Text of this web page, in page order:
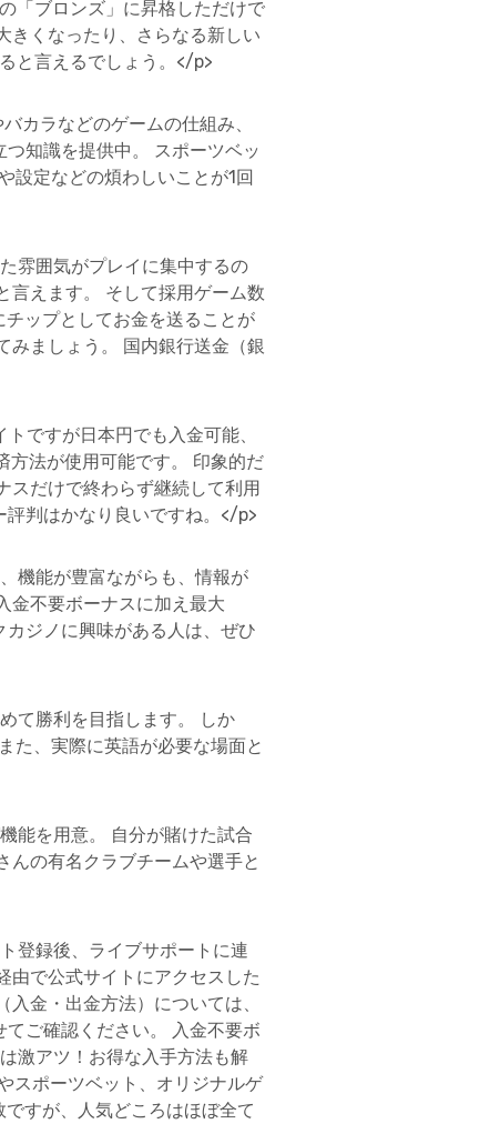
「ブロンズ」に昇格しただけで
きくなったり、さらなる新しい
と言えるでしょう。</p>
カラなどのゲームの仕組み、
知識を提供中。 スポーツベッ
設定などの煩わしいことが1回
雰囲気がプレイに集中するの
言えます。 そして採用ゲーム数
ップとしてお金を送ることが
みましょう。 国内銀行送金（銀
ですが日本円でも入金可能、
方法が使用可能です。 印象的だ
スだけで終わらず継続して利用
判はかなり良いですね。</p>
機能が豊富ながらも、情報が
金不要ボーナスに加え最大
ジノに興味がある人は、ぜひ
て勝利を目指します。 しか
た、実際に英語が必要な場面と
能を用意。 自分が賭けた試合
んの有名クラブチームや選手と
登録後、ライブサポートに連
由で公式サイトにアクセスした
金・出金方法）については、
ご確認ください。 入金不要ボ
激アツ！お得な入手方法も解
スポーツベット、オリジナルゲ
すが、人気どころはほぼ全て